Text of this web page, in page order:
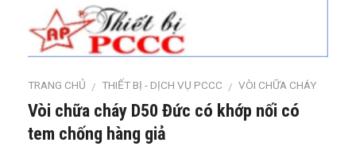
TRANG CHỦ / THIẾT BỊ - DỊCH VỤ PCCC / VÒI CHỮA CHÁY
Vòi chữa cháy D50 Đức có khớp nối có
tem chống hàng giả